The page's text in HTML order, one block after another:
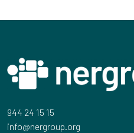
944 24 15 15
info@nergroup.org